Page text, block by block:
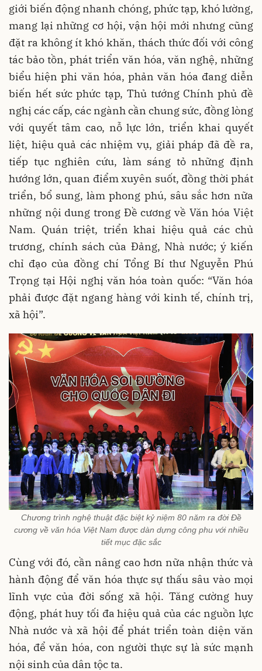
giới biến động nhanh chóng, phức tạp, khó lường,
mang lại những cơ hội, vận hội mới nhưng cũng
đặt ra không ít khó khăn, thách thức đối với công
tác bảo tồn, phát triển văn hóa, văn nghệ, những
biểu hiện phi văn hóa, phản văn hóa đang diễn
biến hết sức phức tạp, Thủ tướng Chính phủ đề
nghị các cấp, các ngành cần chung sức, đồng lòng
với quyết tâm cao, nỗ lực lớn, triển khai quyết
liệt, hiệu quả các nhiệm vụ, giải pháp đã đề ra,
tiếp tục nghiên cứu, làm sáng tỏ những định
hướng lớn, quan điểm xuyên suốt, đồng thời phát
triển, bổ sung, làm phong phú, sâu sắc hơn nữa
những nội dung trong Đề cương về Văn hóa Việt
Nam. Quán triệt, triển khai hiệu quả các chủ
trương, chính sách của Đảng, Nhà nước; ý kiến
chỉ đạo của đồng chí Tổng Bí thư Nguyễn Phú
Trọng tại Hội nghị văn hóa toàn quốc: “Văn hóa
phải được đặt ngang hàng với kinh tế, chính trị,
xã hội”.
Chương trình nghệ thuật đặc biệt kỷ niệm 80 năm ra đời Đề
cương về văn hóa Việt Nam được dàn dựng công phu với nhiều
tiết mục đặc sắc
Cùng với đó, cần nâng cao hơn nữa nhận thức và
hành động để văn hóa thực sự thấu sâu vào mọi
lĩnh vực của đời sống xã hội. Tăng cường huy
động, phát huy tối đa hiệu quả của các nguồn lực
Nhà nước và xã hội để phát triển toàn diện văn
hóa, để văn hóa, con người thực sự là sức mạnh
nội sinh của dân tộc ta.